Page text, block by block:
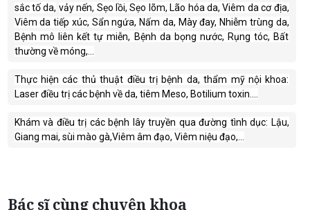
sắc tố da, vảy nến, Sẹo lồi, Sẹo lõm, Lão hóa da, Viêm da cơ địa,
Viêm da tiếp xúc, Sẩn ngứa, Nấm da, Mày đay, Nhiễm trùng da,
Bệnh mô liên kết tự miễn, Bệnh da bọng nước, Rụng tóc, Bất
thường về móng,...
Thực hiện các thủ thuật điều trị bệnh da, thẩm mỹ nội khoa:
Laser điều trị các bệnh về da, tiêm Meso, Botilium toxin…
Khám và điều trị các bệnh lây truyền qua đường tình dục: Lậu,
Giang mai, sùi mào gà,Viêm âm đạo, Viêm niệu đạo,…
Bác sĩ cùng chuyên khoa